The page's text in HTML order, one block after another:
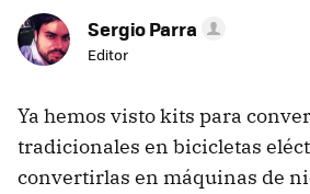
Sergio Parra
Editor
Ya hemos visto kits para
tradicionales en bicicletas
convertirlas en máquinas de